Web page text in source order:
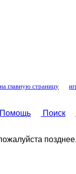
на главную страницу
Помощь Поиск